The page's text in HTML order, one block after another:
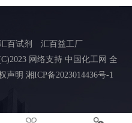
百试剂
汇百益工厂
网络支持 中国化工网 全
声明 湘ICP备2023014436号-1